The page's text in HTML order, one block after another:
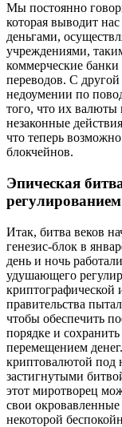
Мы постоянно
которая выводит
деньгами,
учреждениями,
коммерческие
переводов. С
недоумении по
того, что их валюты
незаконные
что теперь
блокчейнов.
Эпическая
регулированием
Итак, битва веков
генезис-блок в
день и ночь
удушающего
криптографической
правительства
чтобы обеспечить
порядке и
перемещением
криптовалютой под
застигнутыми
этот миротворец
свои
некоторой